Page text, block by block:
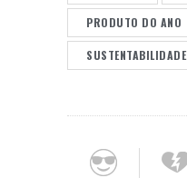
PRODUTO DO ANO
SUSTENTABILIDADE